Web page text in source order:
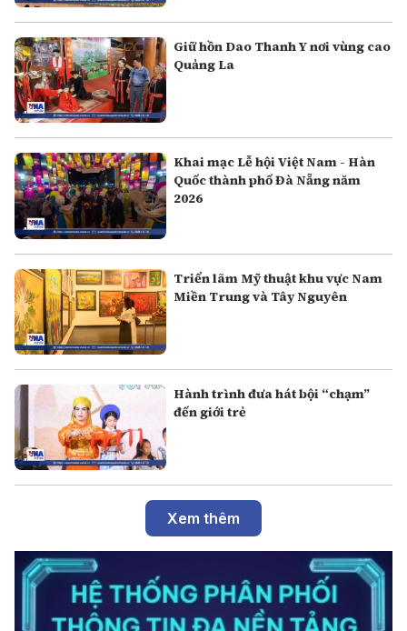
Giữ hồn Dao Thanh Y nơi vùng cao
Quảng La
Khai mạc Lễ hội Việt Nam - Hàn
Quốc thành phố Đà Nẵng năm
2026
Triển lãm Mỹ thuật khu vực Nam
Miền Trung và Tây Nguyên
Hành trình đưa hát bội “chạm”
đến giới trẻ
Xem thêm